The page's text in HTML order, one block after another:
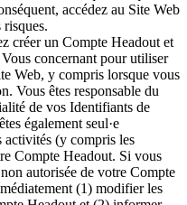
accédez au Site Web
créer un Compte Headout et
concernant pour utiliser
Web, y compris lorsque vous
Vous êtes responsable du
de vos Identifiants de
également seul·e
activités (y compris les
Compte Headout. Si vous
autorisée de votre Compte
(1) modifier les